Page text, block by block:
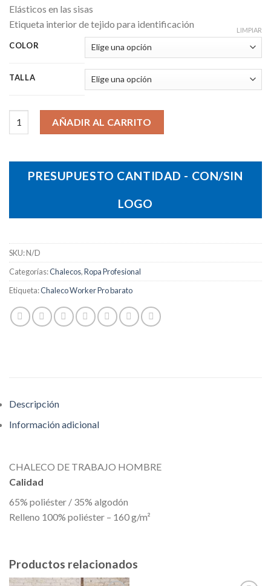
Elásticos en las sisas
Etiqueta interior de tejido para identificación
COLOR
TALLA
LIMPIAR
Chaleco Worker Pro cantidad
AÑADIR AL CARRITO
PRESUPUESTO CANTIDAD - CON/SIN
LOGO
SKU:N/D
Categorías:Chalecos,Ropa Profesional
Etiqueta:Chaleco Worker Pro barato
Descripción
Información adicional
CHALECO DE TRABAJO HOMBRE
Calidad
65% poliéster / 35% algodón
Relleno 100% poliéster – 160 g/m²
Productos relacionados